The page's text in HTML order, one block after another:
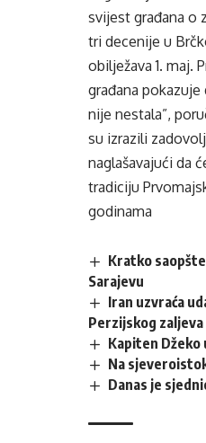
svijest građana o
tri decenije u
obilježava 1. maj.
građana
nije nestala”,
su izrazili
naglašavajući da
tradiciju
godinama
Kratko
Sarajevu
Iran uzvraća
Perzijskog zaljeva
Kapiten Džeko
Na
Danas je